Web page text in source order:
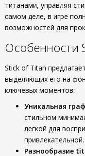
титанами, управляя
самом деле, в игре
возможностей для
Особенности
Stick of Titan
выделяющих его на
ключевых моментов:
Уникальная
стильном
легкой для
привлекательной.
Разнообразие